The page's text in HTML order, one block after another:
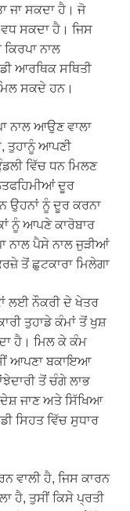
ਜਾ ਸਕਦਾ ਹੈ। ਜੋ
ਵਧ ਸਕਦਾ ਹੈ। ਜਿਸ
ਕਿਰਪਾ ਨਾਲ
ਆਰਥਿਕ ਸਥਿਤੀ
ਸਕਦੇ ਹਨ।
ਨਾਲ ਆਉਣ ਵਾਲਾ
ਤੁਹਾਨੂੰ ਆਪਣੀ
ਵਿੱਚ ਧਨ ਮਿਲਣ
ਦੂਰ
ਉਹਨਾਂ ਨੂੰ ਦੂਰ ਕਰਨਾ
ਨੂੰ ਆਪਣੇ ਕਾਰੋਬਾਰ
ਨਾਲ ਪੈਸੇ ਨਾਲ ਜੁੜੀਆਂ
ਤੋਂ ਛੁਟਕਾਰਾ ਮਿਲੇਗਾ
ਲਈ ਨੌਕਰੀ ਦੇ ਖੇਤਰ
ਤੁਹਾਡੇ ਕੰਮਾਂ ਤੋਂ ਖੁਸ਼
ਹੈ। ਮਿਲ ਕੇ ਕੰਮ
ਆਪਣਾ ਬਕਾਇਆ
ਤੋਂ ਚੰਗੇ ਲਾਭ
ਜਾਣ ਅਤੇ ਸਿੱਖਿਆ
ਸਿਹਤ ਵਿੱਚ ਸੁਧਾਰ
ਵਾਲੀ ਹੈ, ਜਿਸ ਕਾਰਨ
ਹੈ, ਤੁਸੀਂ ਕਿਸੇ ਪ੍ਰਤੀ